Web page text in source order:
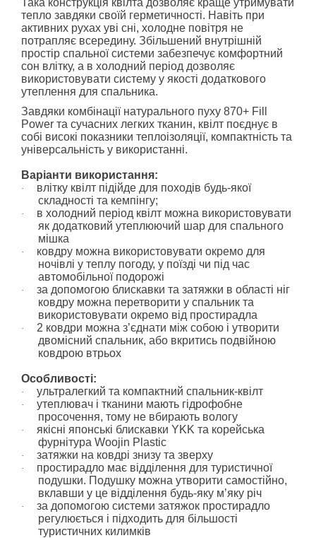
тепло завдяки своїй герметичності. Навіть при
активних рухах уві сні, холодне повітря не
потрапляє всередину. Збільшений внутрішній
простір спальної системи забезпечує комфортний
сон влітку, а в холодний період дозволяє
використовувати систему у якості додаткового
утеплення для спальника.
Завдяки комбінації натурального пуху 870+ Fill
Power та сучасних легких тканин, квілт поєднує в
собі високі показники теплоізоляції, компактність та
універсальність у використанні.
Варіанти використання:
·
влітку квілт підійде для походів будь-якої
складності та кемпінгу;
·
в холодний період квілт можна використовувати
як додатковий утеплюючий шар для спального
мішка
·
ковдру можна використовувати окремо для
ночівлі у теплу погоду, у поїзді чи під час
автомобільної подорожі
·
за допомогою блискавки та затяжки в області ніг
ковдру можна перетворити у спальник та
використовувати окремо від простирадла
·
2 ковдри можна з’єднати між собою і утворити
двомісний спальник, або вкритись подвійною
ковдрою втрьох
Особливості:
· ультралегкий та компактний спальник-квілт
·
утеплювач і тканини мають гідрофобне
просочення, тому не вбирають вологу
·
якісні японські блискавки YKK та корейська
фурнітура Woojin Plastic
· затяжки на ковдрі знизу та зверху
·
простирадло має відділення для туристичної
подушки. Подушку можна утворити самостійно,
вклавши у це відділення будь-яку м’яку річ
·
за допомогою системи затяжок простирадло
регулюється і підходить для більшості
туристичних килимків